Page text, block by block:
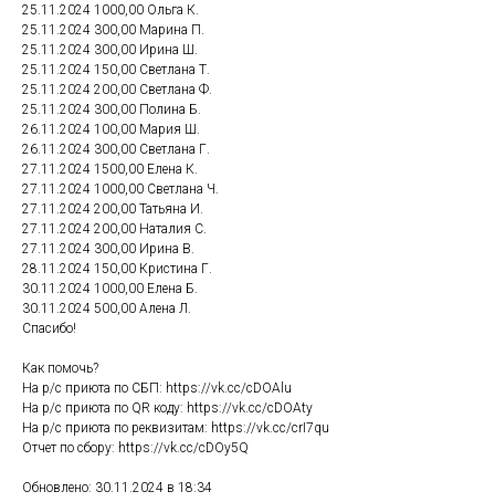
25.11.2024 1000,00 Ольга К.
25.11.2024 300,00 Марина П.
25.11.2024 300,00 Ирина Ш.
25.11.2024 150,00 Светлана Т.
25.11.2024 200,00 Светлана Ф.
25.11.2024 300,00 Полина Б.
26.11.2024 100,00 Мария Ш.
26.11.2024 300,00 Светлана Г.
27.11.2024 1500,00 Елена К.
27.11.2024 1000,00 Светлана Ч.
27.11.2024 200,00 Татьяна И.
27.11.2024 200,00 Наталия С.
27.11.2024 300,00 Ирина В.
28.11.2024 150,00 Кристина Г.
30.11.2024 1000,00 Елена Б.
30.11.2024 500,00 Алена Л.
Спасибо!
Как помочь?
На р/с приюта по СБП: https://vk.cc/cDOAlu
На р/с приюта по QR коду: https://vk.cc/cDOAty
На р/с приюта по реквизитам: https://vk.cc/crI7qu
Отчет по сбору: https://vk.cc/cDOy5Q
Обновлено: 30.11.2024 в 18:34